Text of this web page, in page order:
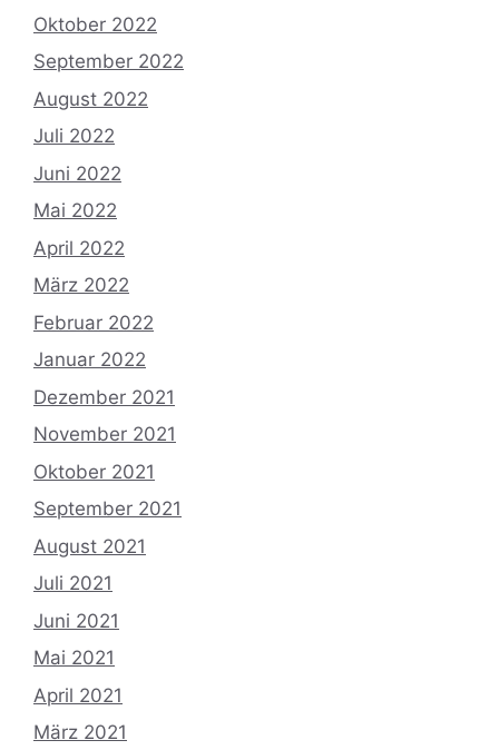
Oktober 2022
September 2022
August 2022
Juli 2022
Juni 2022
Mai 2022
April 2022
März 2022
Februar 2022
Januar 2022
Dezember 2021
November 2021
Oktober 2021
September 2021
August 2021
Juli 2021
Juni 2021
Mai 2021
April 2021
März 2021